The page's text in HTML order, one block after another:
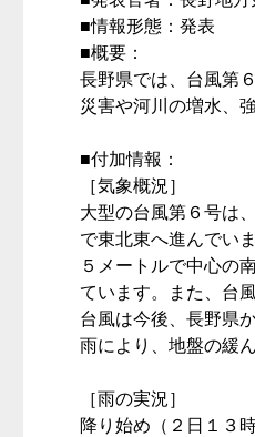
■情報形態：発表
■概要：
長野県では、台風第
災害や河川の増水、
■付加情報：
［気象概況］
大型の台風第６号は
で東北東へ進んでい
５メートルで中心の
ています。また、台
台風は今後、長野県
雨により、地盤の緩
［雨の実況］
降り始め（２日１３